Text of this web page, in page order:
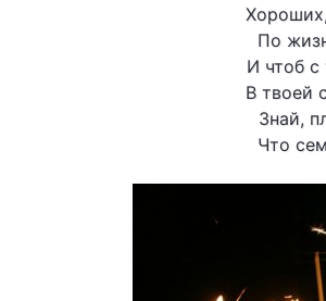
По
И чтоб с
В твоей
Знай,
Что